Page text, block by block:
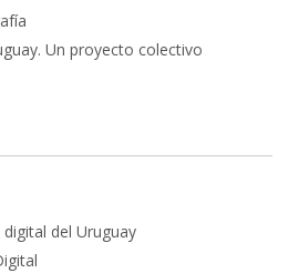
Un proyecto colectivo
del Uruguay